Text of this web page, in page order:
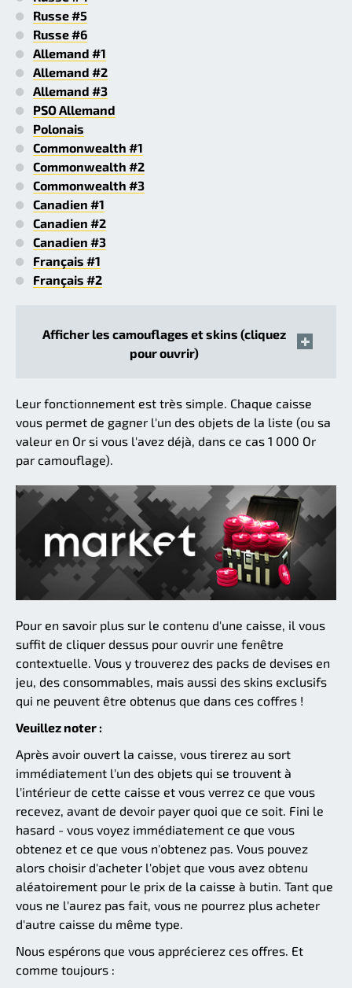
Russe #5
Russe #6
Allemand #1
Allemand #2
Allemand #3
PSO Allemand
Polonais
Commonwealth #1
Commonwealth #2
Commonwealth #3
Canadien #1
Canadien #2
Canadien #3
Français #1
Français #2
Afficher les camouflages et skins (cliquez
pour ouvrir)
Leur fonctionnement est très simple. Chaque caisse
vous permet de gagner l'un des objets de la liste (ou sa
valeur en Or si vous l'avez déjà, dans ce cas 1 000 Or
par camouflage).
Pour en savoir plus sur le contenu d'une caisse, il vous
suffit de cliquer dessus pour ouvrir une fenêtre
contextuelle. Vous y trouverez des packs de devises en
jeu, des consommables, mais aussi des skins exclusifs
qui ne peuvent être obtenus que dans ces coffres !
Veuillez noter :
Après avoir ouvert la caisse, vous tirerez au sort
immédiatement l'un des objets qui se trouvent à
l'intérieur de cette caisse et vous verrez ce que vous
recevez, avant de devoir payer quoi que ce soit. Fini le
hasard - vous voyez immédiatement ce que vous
obtenez et ce que vous n'obtenez pas. Vous pouvez
alors choisir d'acheter l'objet que vous avez obtenu
aléatoirement pour le prix de la caisse à butin. Tant que
vous ne l'aurez pas fait, vous ne pourrez plus acheter
d'autre caisse du même type.
Nous espérons que vous apprécierez ces offres. Et
comme toujours :